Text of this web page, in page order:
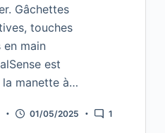
Gâchettes
touches
main
est
la manette à…
01/05/2025 1